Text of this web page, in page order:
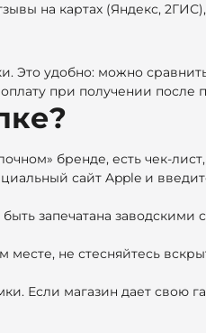
на картах (Яндекс,
удобно: можно
при получении после
бренде, есть чек-
сайт Apple и
запечатана
месте, не стесняйтесь
Если магазин дает